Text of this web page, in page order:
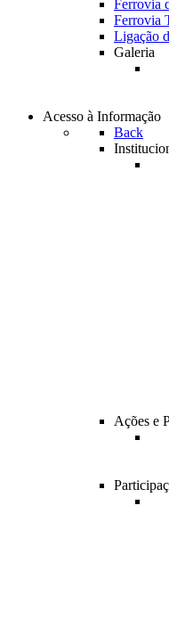
Ferrovia
Ferrovia
Ligação
Galeria
Acesso à Informação
Back
Ações e